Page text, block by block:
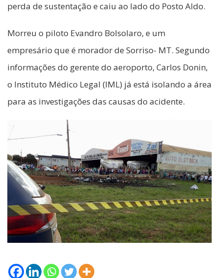
perda de sustentação e caiu ao lado do Posto Aldo.
Morreu o piloto Evandro Bolsolaro, e um
empresário que é morador de Sorriso- MT. Segundo
informações do gerente do aeroporto, Carlos Donin,
o Instituto Médico Legal (IML) já está isolando a área
para as investigações das causas do acidente.